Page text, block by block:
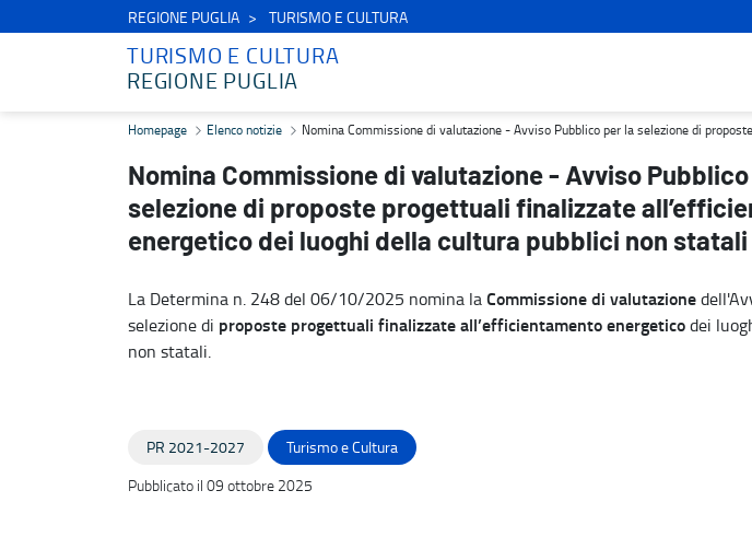
REGIONE PUGLIA TURISMO E CULTURA
TURISMO E CULTURA
REGIONE PUGLIA
Nomina Commissione di valutazione - Avviso Pubblico per la selezione di proposte progettuali
Homepage Elenco notizie Nomina Commissione di valutazione - Avviso Pubblico per la selezione di
Nomina Commissione di valutazione - Avviso
selezione di proposte progettuali finalizzate
energetico dei luoghi della cultura pubblici non statali
La Determina n. 248 del 06/10/2025 nomina laCommissione di valutazione
selezione di proposte progettuali finalizzate all’efficientamento energeticodei
non statali.
PR 2021-2027
Turismo e Cultura
Pubblicato il 09 ottobre 2025